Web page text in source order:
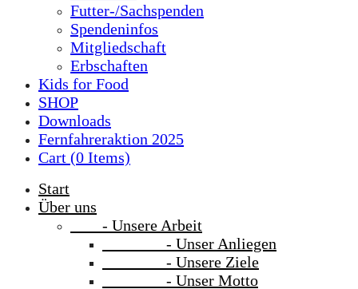
Futter-/Sachspenden
Spendeninfos
Mitgliedschaft
Erbschaften
Kids for Food
SHOP
Downloads
Fernfahreraktion 2025
Cart (0 Items)
Start
Über uns
- Unsere Arbeit
- Unser Anliegen
- Unsere Ziele
- Unser Motto